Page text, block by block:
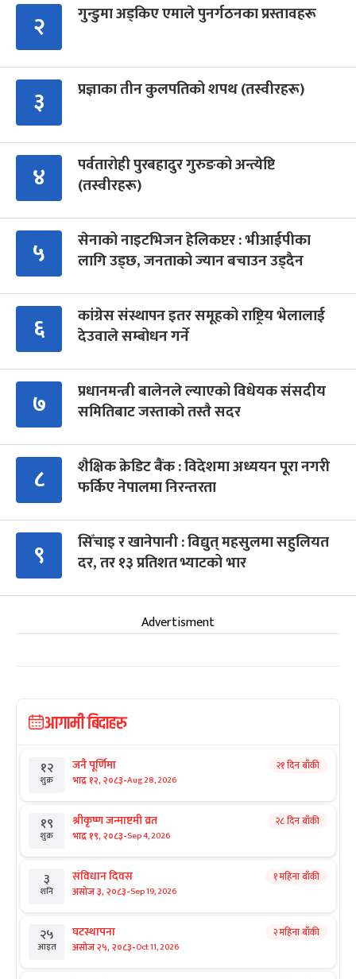
२ गुन्डुमा अड्किए एमाले पुनर्गठनका प्रस्तावहरू
३ प्रज्ञाका तीन कुलपतिको शपथ (तस्वीरहरू)
४
पर्वतारोही पुरबहादुर गुरुङको अन्त्येष्टि
(तस्वीरहरू)
५
सेनाको नाइटभिजन हेलिकप्टर : भीआईपीका
लागि उड्छ, जनताको ज्यान बचाउन उड्दैन
६
कांग्रेस संस्थापन इतर समूहको राष्ट्रिय भेलालाई
देउवाले सम्बोधन गर्ने
७
प्रधानमन्त्री बालेनले ल्याएको विधेयक संसदीय
समितिबाट जस्ताको तस्तै सदर
८
शैक्षिक क्रेडिट बैंक : विदेशमा अध्ययन पूरा नगरी
फर्किए नेपालमा निरन्तरता
९
सिँचाइ र खानेपानी : विद्युत् महसुलमा सहुलियत
दर, तर १३ प्रतिशत भ्याटको भार
Advertisment
आगामी बिदाहरु
१२
शुक्र
जनै पूर्णिमा
भाद्र १२, २०८३-Aug 28, 2026
२१ दिन बाँकी
१९
शुक्र
श्रीकृष्ण जन्माष्टमी व्रत
भाद्र १९, २०८३-Sep 4, 2026
२८ दिन बाँकी
३
शनि
संविधान दिवस
असोज ३, २०८३-Sep 19, 2026
१ महिना बाँकी
२५
आइत
घटस्थापना
असोज २५, २०८३-Oct 11, 2026
२ महिना बाँकी